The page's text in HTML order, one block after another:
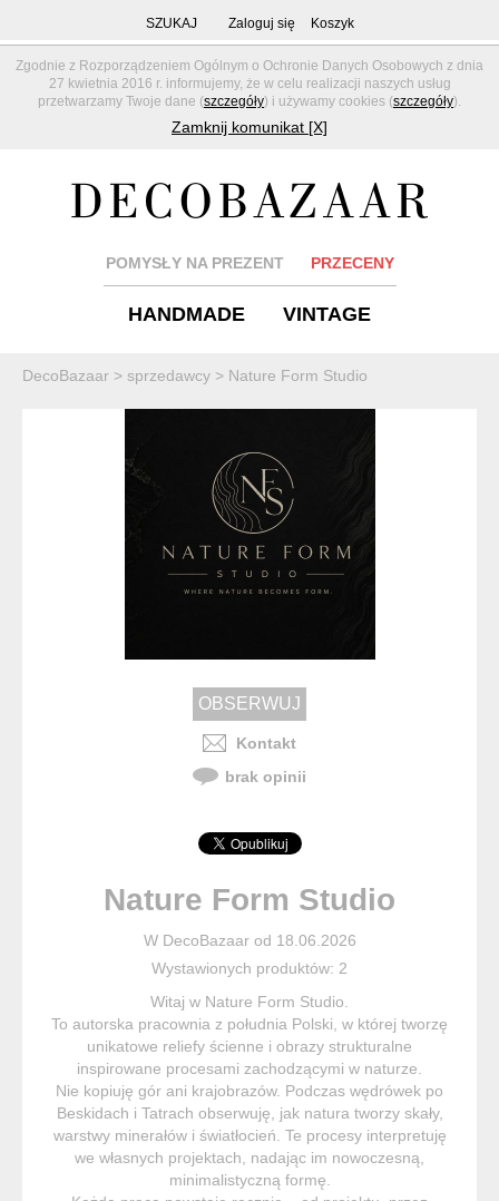
Zgodnie z Rozporządzeniem Ogólnym o Ochronie Danych Osobowych z dnia
27 kwietnia 2016 r. informujemy, że w celu realizacji naszych usług
przetwarzamy Twoje dane (szczegóły) i używamy cookies (szczegóły).
Zamknij komunikat [X]
SZUKAJ Zaloguj się Koszyk
POMYSŁY NA PREZENT PRZECENY
HANDMADE VINTAGE
DecoBazaar > sprzedawcy > Nature Form Studio
Kontakt
brak opinii
Nature Form Studio
W DecoBazaar od 18.06.2026
Wystawionych produktów: 2
Witaj w Nature Form Studio.
To autorska pracownia z południa Polski, w której tworzę
unikatowe reliefy ścienne i obrazy strukturalne
inspirowane procesami zachodzącymi w naturze.
Nie kopiuję gór ani krajobrazów. Podczas wędrówek po
Beskidach i Tatrach obserwuję, jak natura tworzy skały,
warstwy minerałów i światłocień. Te procesy interpretuję
we własnych projektach, nadając im nowoczesną,
minimalistyczną formę.